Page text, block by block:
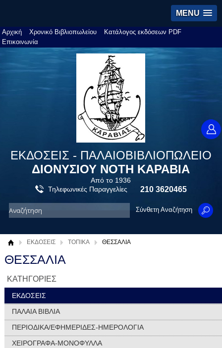
MENU
Αρχική Χρονικό Βιβλιοπωλείου
Κατάλογος εκδόσεων PDF
Επικοινωνία
ΕΚΔΟΣΕΙΣ - ΠΑΛΑΙΟΒΙΒΛΙΟΠΩΛΕΙΟ
ΔΙΟΝΥΣΙΟΥ ΝΟΤΗ ΚΑΡΑΒΙΑ
Από το 1936
Τηλεφωνικές Παραγγελίες
210 3620465
Σύνθετη Αναζήτηση
ΕΚΔΟΣΕΙΣ ΤΟΠΙΚΑ ΘΕΣΣΑΛΙΑ
ΘΕΣΣΑΛΙΑ
ΚΑΤΗΓΟΡΙΕΣ
ΕΚΔΟΣΕΙΣ
ΠΑΛΑΙΑ ΒΙΒΛΙΑ
ΠΕΡΙΟΔΙΚΑ/ΕΦΗΜΕΡΙΔΕΣ-ΗΜΕΡΟΛΟΓΙΑ
ΧΕΙΡΟΓΡΑΦΑ-ΜΟΝΟΦΥΛΛΑ